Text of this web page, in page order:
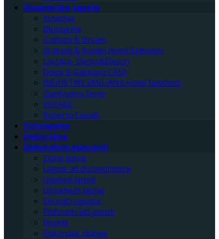
Dizajnerske tapete
Armonia
Blumarine
Graham & Brown
Graham & Brown Hotel Selection
Carrara- Decori&Decori
Dolce & Gabbana CASA
INDUSTRIE EMILIANA Hotel Selection
Gianfranco Ferre
VOYAGE
Roberto Cavalli
Fototapete
Dekorativa
Dekorativni elementi
Zidne lajsne
Lajsne od duropolimera
Ugaone lajsne
Ornament lajsne
Skrivači rasvete
Plafonski led paneli
Rozete
Plafonske obloge